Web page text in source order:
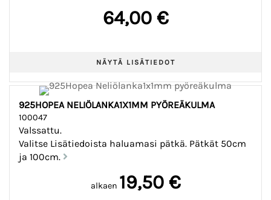
64,00 €
925HOPEA NELIÖLANKA1X1MM PYÖREÄKULMA
100047
Valssattu.
Valitse Lisätiedoista haluamasi pätkä. Pätkät 50cm
ja 100cm.
alkaen 19,50 €